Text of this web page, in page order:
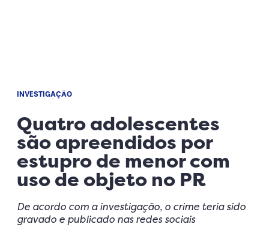
INVESTIGAÇÃO
Quatro adolescentes
são apreendidos por
estupro de menor com
uso de objeto no PR
De acordo com a investigação, o crime teria sido
gravado e publicado nas redes sociais